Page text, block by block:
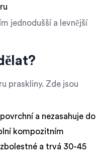
jednodušší a levnější
praskliny. Zde jsou
a nezasahuje do
kompozitním
a trvá 30-45